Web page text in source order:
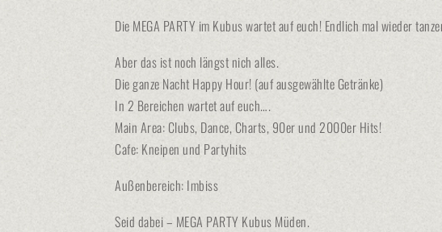
Die MEGA PARTY im Kubus wartet auf euch! Endlich mal wieder
Aber das ist noch längst nich alles.
Die ganze Nacht Happy Hour! (auf ausgewählte Getränke)
In 2 Bereichen wartet auf euch….
Main Area: Clubs, Dance, Charts, 90er und 2000er Hits!
Cafe: Kneipen und Partyhits
Außenbereich: Imbiss
Seid dabei – MEGA PARTY Kubus Müden.